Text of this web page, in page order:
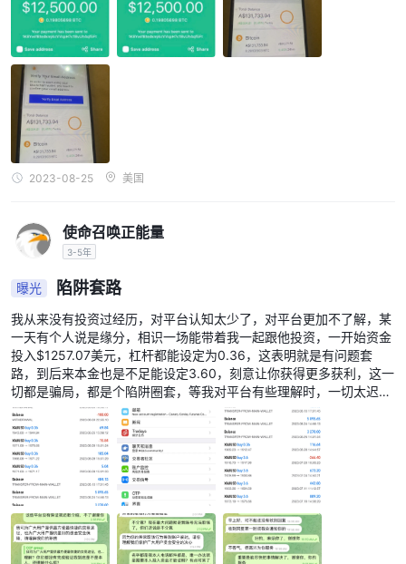
经济日历
经济日历是交易者的重要工具，它提供即将发生的经济事件的信息，
如央行会议、经济发布和其他重要公告。它显示每个事件的日期、时
间和预期影响，让交易者能够预测潜在的市场波动和机会。借助这个
工具，交易者可以及时了解可能影响他们的交易策略和持仓的关键事
件。
假日日历
假日日历是CCF Markets提供的另一个有用工具。它提供各个国家
在干扰来调整他们的策略。
市场新闻
市场新闻是一种关键工具，使交易者了解金融市场的最新动态和新
政治事件、公司公告和其他影响市场走势的因素。通过了解市场新
闻，交易者可以做出更明智的交易决策，并根据市场条件的变化调整
他们的策略。
存款与取款
CCF Markets为满足客户多样化的需求，提供了各种存款和取款选
项。客户可以使用比特币、以太坊、银联、电汇、泰达币、狗狗币、
万事达卡、VISA和NETELLER将资金存入他们的交易账户。
在处理存款 时，CCF Markets致力于及时处理， 通常在一小时内
完成。然而，需要注意的是，由于CCF Markets无法控制的因素导
致的任何处理延迟不属于公司的责任。
2023-08-25 美国
使命召唤正能量
3-5年
曝光 陷阱套路
我从来没有投资过经历，对平台认知太少了，对平台更加不了解，某
一天有个人说是缘分，相识一场能带着我一起跟他投资，一开始资金
投入$1257.07美元，杠杆都能设定为0.36，这表明就是有问题套
路，到后来本金也是不足能设定3.60，刻意让你获得更多获利，这一
切都是骗局，都是个陷阱圈套，等我对平台有些理解时，一切太迟
了，根本无法出金，大家谨慎对待，别让这些平台任由摆布，切记小
心谨慎